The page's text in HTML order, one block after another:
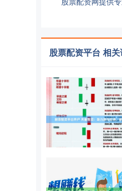
股票配资平台 相